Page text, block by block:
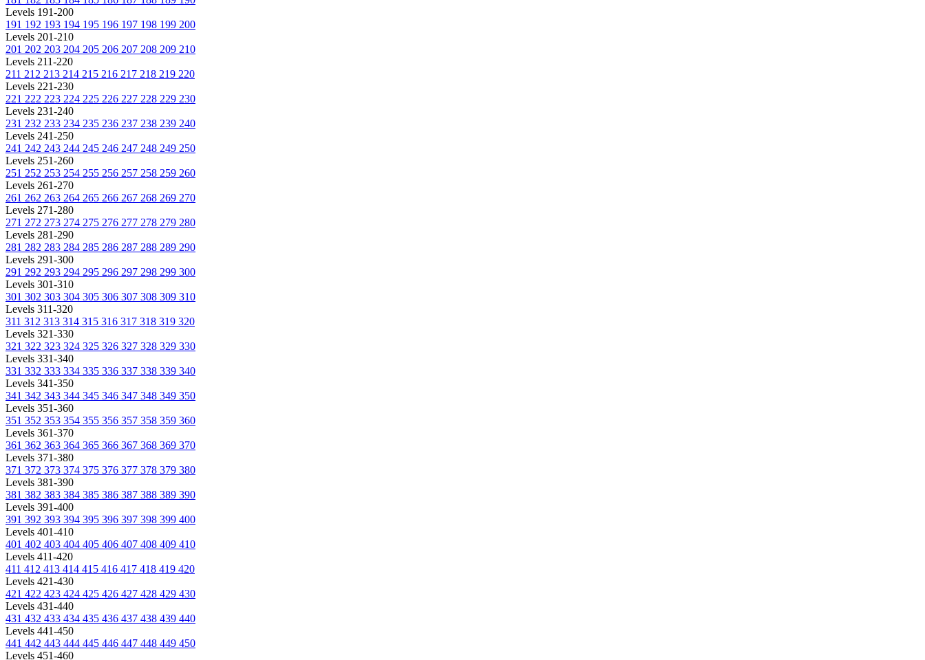
Levels 191-200
191 192 193 194 195 196 197 198 199 200
Levels 201-210
201 202 203 204 205 206 207 208 209 210
Levels 211-220
211 212 213 214 215 216 217 218 219 220
Levels 221-230
221 222 223 224 225 226 227 228 229 230
Levels 231-240
231 232 233 234 235 236 237 238 239 240
Levels 241-250
241 242 243 244 245 246 247 248 249 250
Levels 251-260
251 252 253 254 255 256 257 258 259 260
Levels 261-270
261 262 263 264 265 266 267 268 269 270
Levels 271-280
271 272 273 274 275 276 277 278 279 280
Levels 281-290
281 282 283 284 285 286 287 288 289 290
Levels 291-300
291 292 293 294 295 296 297 298 299 300
Levels 301-310
301 302 303 304 305 306 307 308 309 310
Levels 311-320
311 312 313 314 315 316 317 318 319 320
Levels 321-330
321 322 323 324 325 326 327 328 329 330
Levels 331-340
331 332 333 334 335 336 337 338 339 340
Levels 341-350
341 342 343 344 345 346 347 348 349 350
Levels 351-360
351 352 353 354 355 356 357 358 359 360
Levels 361-370
361 362 363 364 365 366 367 368 369 370
Levels 371-380
371 372 373 374 375 376 377 378 379 380
Levels 381-390
381 382 383 384 385 386 387 388 389 390
Levels 391-400
391 392 393 394 395 396 397 398 399 400
Levels 401-410
401 402 403 404 405 406 407 408 409 410
Levels 411-420
411 412 413 414 415 416 417 418 419 420
Levels 421-430
421 422 423 424 425 426 427 428 429 430
Levels 431-440
431 432 433 434 435 436 437 438 439 440
Levels 441-450
441 442 443 444 445 446 447 448 449 450
Levels 451-460